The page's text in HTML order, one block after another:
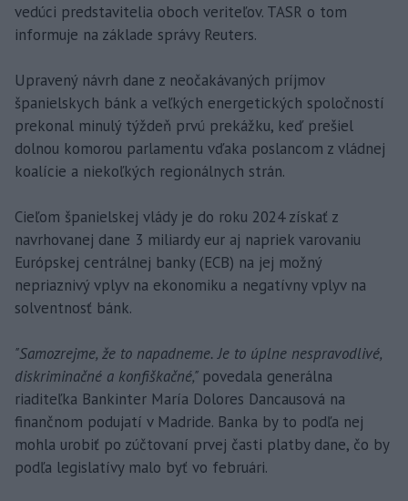
vedúci predstavitelia oboch veriteľov. TASR o tom
informuje na základe správy Reuters.
Upravený návrh dane z neočakávaných príjmov
španielskych bánk a veľkých energetických spoločností
prekonal minulý týždeň prvú prekážku, keď prešiel
dolnou komorou parlamentu vďaka poslancom z vládnej
koalície a niekoľkých regionálnych strán.
Cieľom španielskej vlády je do roku 2024 získať z
navrhovanej dane 3 miliardy eur aj napriek varovaniu
Európskej centrálnej banky (ECB) na jej možný
nepriaznivý vplyv na ekonomiku a negatívny vplyv na
solventnosť bánk.
"Samozrejme, že to napadneme. Je to úplne nespravodlivé,
diskriminačné a konfiškačné," povedala generálna
riaditeľka Bankinter María Dolores Dancausová na
finančnom podujatí v Madride. Banka by to podľa nej
mohla urobiť po zúčtovaní prvej časti platby dane, čo by
podľa legislatívy malo byť vo februári.